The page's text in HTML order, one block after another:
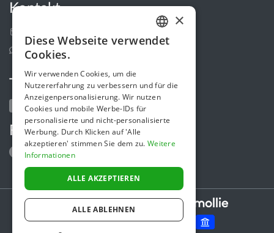
Kontakt
Support Center
Teile uns
Folge uns
Secure payments powered by
GERMAN
×
Diese Webseite verwendet
Cookies.
Wir verwenden Cookies, um die
Nutzererfahrung zu verbessern und für die
Anzeigenpersonalisierung. Wir nutzen
Cookies und mobile Werbe-IDs für
personalisierte und nicht-personalisierte
Werbung. Durch Klicken auf 'Alle
akzeptieren' stimmen Sie dem zu. Weitere
Informationen
ALLE AKZEPTIEREN
ALLE ABLEHNEN